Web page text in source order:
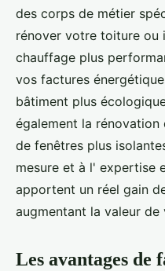
des corps de métier
rénover votre toiture ou
chauffage plus
vos factures
bâtiment plus
également la
de fenêtres plus
mesure et à l' expertise
apportent un réel gain
augmentant la valeur de
Les avantages de